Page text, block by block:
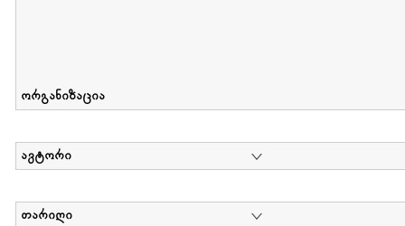
ორგანიზაცია
ავტორი
თარიღი